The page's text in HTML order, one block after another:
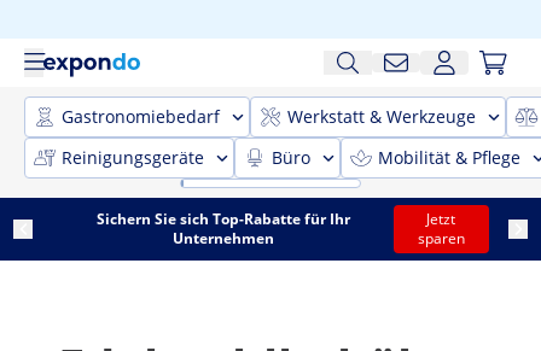
Gastronomiebedarf
Werkstatt & Werkzeuge
Reinigungsgeräte
Büro Mobilität & Pflege
Sichern Sie sich Top-Rabatte für Ihr
Unternehmen
Jetzt
sparen